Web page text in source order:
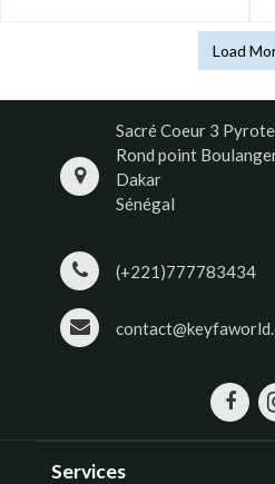
Load
Sacré Coeur 3
Rond point
Dakar
Sénégal
(+221)777783434
Services